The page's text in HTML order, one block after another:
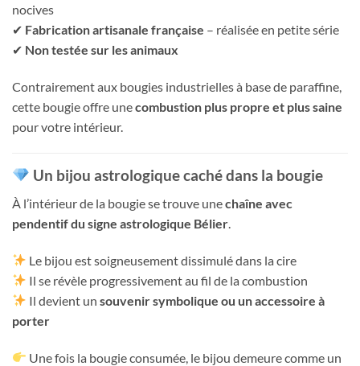
nocives
✔ Fabrication artisanale française – réalisée en petite série
✔ Non testée sur les animaux
Contrairement aux bougies industrielles à base de paraffine,
cette bougie offre unecombustion plus propre et plus saine
pour votre intérieur.
Un bijou astrologique caché dans la bougie
À l’intérieur de la bougie se trouve unechaîne avec
pendentif du signe astrologique Bélier.
Le bijou est soigneusement dissimulé dans la cire
Il se révèle progressivement au fil de la combustion
Il devient unsouvenir symbolique ou un accessoire à
porter
Une fois la bougie consumée, le bijou demeure comme un